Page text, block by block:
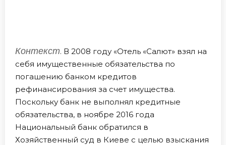
Контекст. В 2008 году «Отель «Салют» взял на
себя имущественные обязательства по
погашению банком кредитов
рефинансирования за счет имущества.
Поскольку банк не выполнял кредитные
обязательства, в ноябре 2016 года
Национальный банк обратился в
Хозяйственный суд в Киеве с целью взыскания